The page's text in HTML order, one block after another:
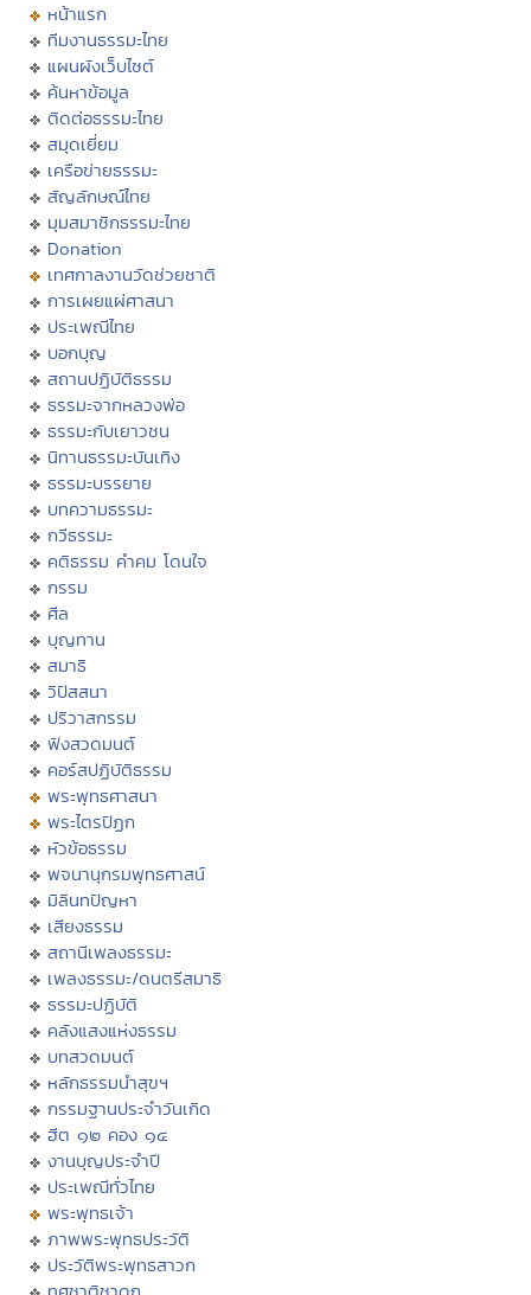
หน้าแรก
ทีมงานธรรมะไทย
แผนผังเว็บไซต์
ค้นหาข้อมูล
ติดต่อธรรมะไทย
สมุดเยี่ยม
เครือข่ายธรรมะ
สัญลักษณ์ไทย
มุมสมาชิกธรรมะไทย
Donation
เทศกาลงานวัดช่วยชาติ
การเผยแผ่ศาสนา
ประเพณีไทย
บอกบุญ
สถานปฏิบัติธรรม
ธรรมะจากหลวงพ่อ
ธรรมะกับเยาวชน
นิทานธรรมะบันเทิง
ธรรมะบรรยาย
บทความธรรมะ
กวีธรรมะ
คติธรรม คำคม โดนใจ
กรรม
ศีล
บุญทาน
สมาธิ
วิปัสสนา
ปริวาสกรรม
ฟังสวดมนต์
คอร์สปฏิบัติธรรม
พระพุทธศาสนา
พระไตรปิฏก
หัวข้อธรรม
พจนานุกรมพุทธศาสน์
มิลินทปัญหา
เสียงธรรม
สถานีเพลงธรรมะ
เพลงธรรมะ/ดนตรีสมาธิ
ธรรมะปฏิบัติ
คลังแสงแห่งธรรม
บทสวดมนต์
หลักธรรมนำสุขฯ
กรรมฐานประจำวันเกิด
ฮีต ๑๒ คอง ๑๔
งานบุญประจำปี
ประเพณีทั่วไทย
พระพุทธเจ้า
ภาพพระพุทธประวัติ
ประวัติพระพุทธสาวก